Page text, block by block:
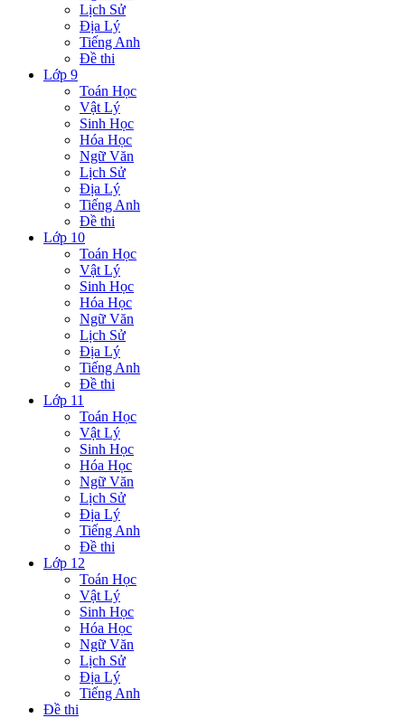
Lịch Sử
Địa Lý
Tiếng Anh
Đề thi
Lớp 9
Toán Học
Vật Lý
Sinh Học
Hóa Học
Ngữ Văn
Lịch Sử
Địa Lý
Tiếng Anh
Đề thi
Lớp 10
Toán Học
Vật Lý
Sinh Học
Hóa Học
Ngữ Văn
Lịch Sử
Địa Lý
Tiếng Anh
Đề thi
Lớp 11
Toán Học
Vật Lý
Sinh Học
Hóa Học
Ngữ Văn
Lịch Sử
Địa Lý
Tiếng Anh
Đề thi
Lớp 12
Toán Học
Vật Lý
Sinh Học
Hóa Học
Ngữ Văn
Lịch Sử
Địa Lý
Tiếng Anh
Đề thi